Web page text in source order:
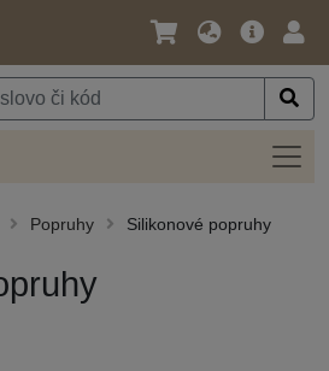
Jazyk
Měna
Hlavní
Popruhy Silikonové popruhy